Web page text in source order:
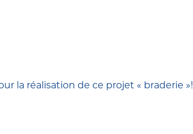
la réalisation de ce projet « braderie »!